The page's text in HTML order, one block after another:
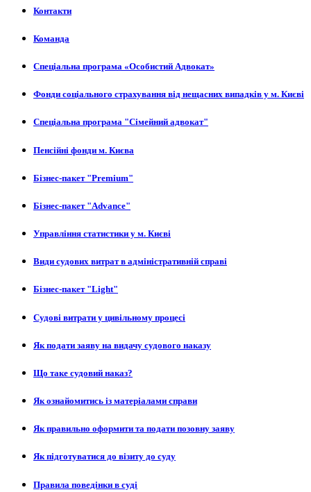
Контакти
Команда
Спеціальна програма «Особистий Адвокат»
Фонди соціального страхування від нещасних випадків у м. Києві
Спеціальна програма "Сімейний адвокат"
Пенсійні фонди м. Києва
Бізнес-пакет "Premium"
Бізнес-пакет "Advance"
Управління статистики у м. Києві
Види судових витрат в адміністративній справі
Бізнес-пакет "Light"
Судові витрати у цивільному процесі
Як подати заяву на видачу судового наказу
Що таке судовий наказ?
Як ознайомитись із матеріалами справи
Як правильно оформити та подати позовну заяву
Як підготуватися до візиту до суду
Правила поведінки в суді